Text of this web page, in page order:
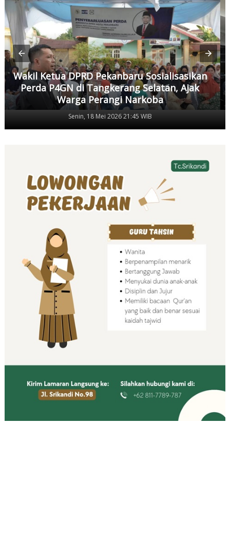
Wakil Ketua DPRD Pekanbaru Sosialisasikan
Perda P4GN di Tangkerang Selatan, Ajak
Warga Perangi Narkoba
Senin, 18 Mei 2026 21:45 WIB